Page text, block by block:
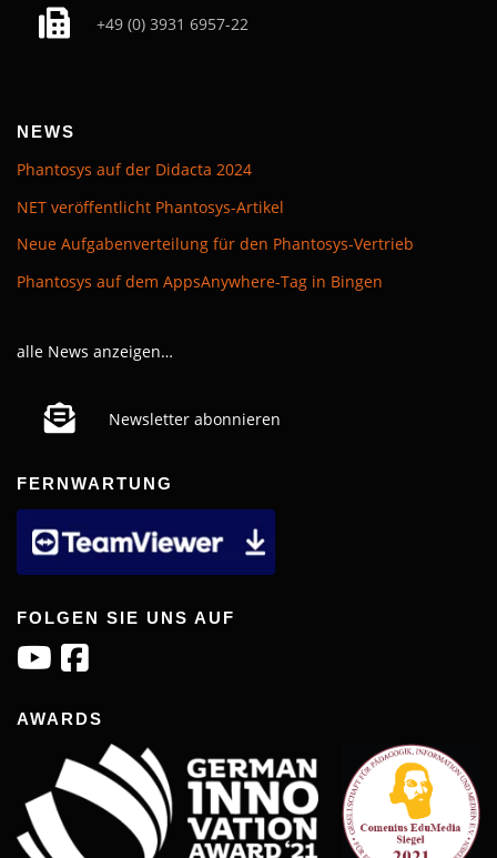
+49 (0) 3931 6957-22
NEWS
Phantosys auf der Didacta 2024
NET veröffentlicht Phantosys-Artikel
Neue Aufgabenverteilung für den Phantosys-Vertrieb
Phantosys auf dem AppsAnywhere-Tag in Bingen​
alle News anzeigen…
Newsletter abonnieren
FERNWARTUNG
FOLGEN SIE UNS AUF
AWARDS